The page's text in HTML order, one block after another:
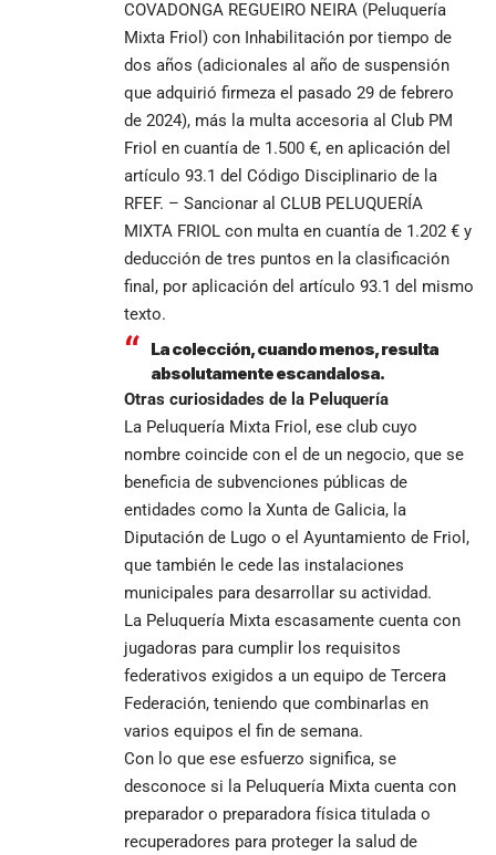
COVADONGA REGUEIRO NEIRA (Peluquería
Mixta Friol) con Inhabilitación por tiempo de
dos años (adicionales al año de suspensión
que adquirió firmeza el pasado 29 de febrero
de 2024), más la multa accesoria al Club PM
Friol en cuantía de 1.500 €, en aplicación del
artículo 93.1 del Código Disciplinario de la
RFEF. – Sancionar al CLUB PELUQUERÍA
MIXTA FRIOL con multa en cuantía de 1.202 € y
deducción de tres puntos en la clasificación
final, por aplicación del artículo 93.1 del mismo
texto.
La colección, cuando menos, resulta
absolutamente escandalosa.
Otras curiosidades de la Peluquería
La Peluquería Mixta Friol, ese club cuyo
nombre coincide con el de un negocio, que se
beneficia de subvenciones públicas de
entidades como la Xunta de Galicia, la
Diputación de Lugo o el Ayuntamiento de Friol,
que también le cede las instalaciones
municipales para desarrollar su actividad.
La Peluquería Mixta escasamente cuenta con
jugadoras para cumplir los requisitos
federativos exigidos a un equipo de Tercera
Federación, teniendo que combinarlas en
varios equipos el fin de semana.
Con lo que ese esfuerzo significa, se
desconoce si la Peluquería Mixta cuenta con
preparador o preparadora física titulada o
recuperadores para proteger la salud de